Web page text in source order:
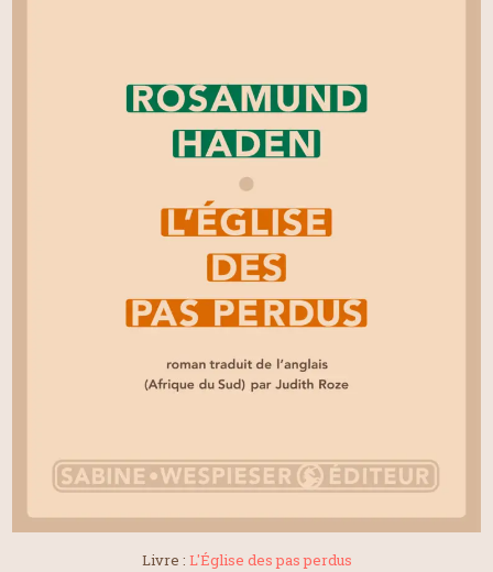
Livre : L'Église des pas perdus